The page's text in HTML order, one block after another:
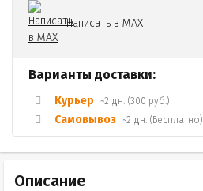
Написать в MAX
Варианты доставки:
Курьер ~2 дн. (300 руб.)
Самовывоз ~2 дн. (Бесплатно)
Описание